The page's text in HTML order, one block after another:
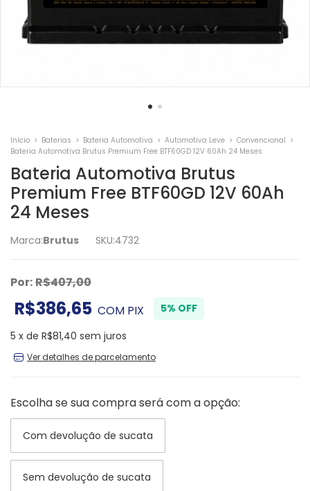
Início > Baterias > Bateria Automotiva > Automotiva Leve > Convencional >
Bateria Automotiva Brutus Premium Free BTF60GD 12V 60Ah 24 Meses
Bateria Automotiva Brutus
Premium Free BTF60GD 12V 60Ah
24 Meses
Marca:Brutus SKU:4732
Por:R$407,00
R$386,65 COM PIX
5% OFF
5 x de R$81,40 sem juros
Ver detalhes de parcelamento
Escolha se sua compra será com a opção:
Com devolução de sucata
Sem devolução de sucata